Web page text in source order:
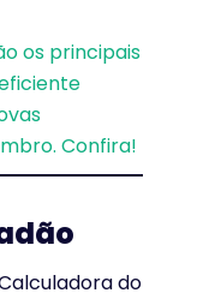
os principais
Confira!
do